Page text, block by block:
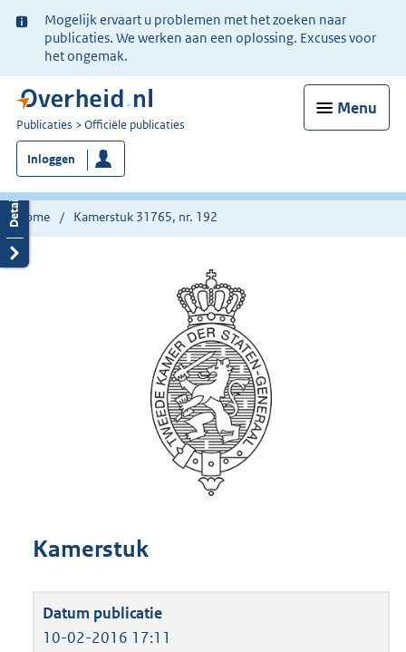
Ter
informatie:
Mogelijk ervaart u problemen met het zoeken naar
publicaties. We werken aan een oplossing. Excuses voor
het ongemak.
Menu
U
bent
nu
hier:
Publicaties Officiële publicaties
Inloggen
Home Kamerstuk 31765, nr. 192
Kamerstuk
10-02-2016 17:11